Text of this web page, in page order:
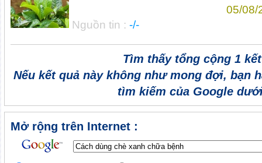
05/08/
Nguồn tin : -/-
Tìm thấy tổng cộng 1
Nếu kết quả này không như mong đợi, bạn
tìm kiếm của Google
Mở rộng trên Internet :